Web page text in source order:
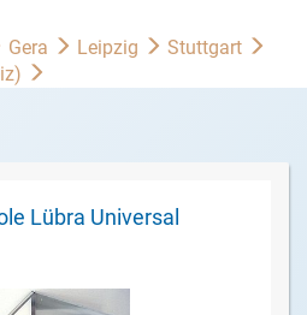
Gera Leipzig
Stuttgart
Lübra Universal